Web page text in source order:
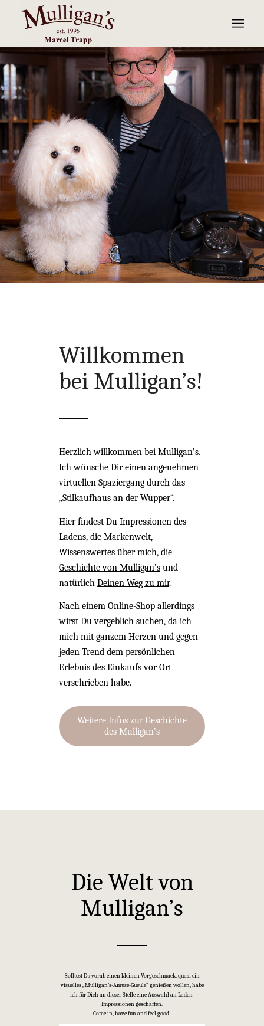
Willkommen
bei Mulligan’s!
Herzlich willkommen bei Mulligan’s.
Ich wünsche Dir einen angenehmen
virtuellen Spaziergang durch das
„Stilkaufhaus an der Wupper“.
Hier findest Du Impressionen des
Ladens, die Markenwelt,
Wissenswertes über mich, die
Geschichte von Mulligan’s und
natürlich Deinen Weg zu mir.
Nach einem Online-Shop allerdings
wirst Du vergeblich suchen, da ich
mich mit ganzem Herzen und gegen
jeden Trend dem persönlichen
Erlebnis des Einkaufs vor Ort
verschrieben habe.
Weitere Infos zur Geschichte
des Mulligan’s
Die Welt von
Mulligan’s
Solltest Du vorab einen kleinen Vorgeschmack, quasi ein
visuelles „Mulligan’s-Amuse-Gueule“ genießen wollen, habe
ich für Dich an dieser Stelle eine Auswahl an Laden-
Impressionen geschaffen.
Come in, have fun and feel good!